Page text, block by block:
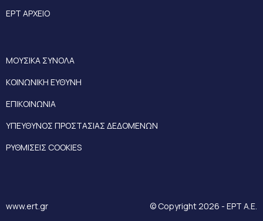
ΕΡΤ ΑΡΧΕΙΟ
ΜΟΥΣΙΚΑ ΣΥΝΟΛΑ
ΚΟΙΝΩΝΙΚΗ ΕΥΘΥΝΗ
ΕΠΙΚΟΙΝΩΝΙΑ
ΥΠΕΥΘΥΝΟΣ ΠΡΟΣΤΑΣΙΑΣ ΔΕΔΟΜΕΝΩΝ
ΡΥΘΜΙΣΕΙΣ COOKIES
www.ert.gr © Copyright 2026 - ΕΡΤ Α.Ε.